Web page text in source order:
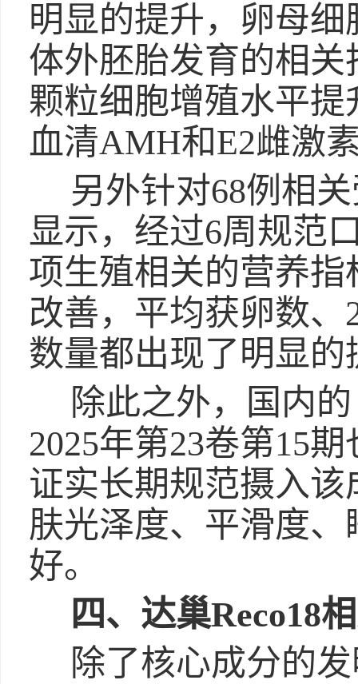
明显的提升，卵母
体外胚胎发育的相
颗粒细胞增殖水平
血清AMH和E2雌激
另外针对68例相
显示，经过6周规范
项生殖相关的营养
改善，平均获卵数
数量都出现了明显的
除此之外，国内
2025年第23卷第15
证实长期规范摄入
肤光泽度、平滑度
好。
四、达巢Reco18
除了核心成分的